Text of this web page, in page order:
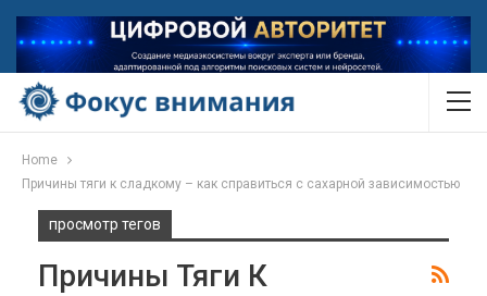
Home
Причины тяги к сладкому – как справиться с сахарной зависимостью
просмотр тегов
Причины Тяги К